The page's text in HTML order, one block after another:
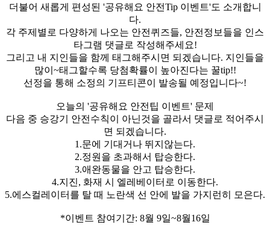
더불어 새롭게 편성된 '공유해요 안전Tip 이벤트'도 소개합니
다.
각 주제별로 다양하게 나오는 안전퀴즈들, 안전정보들을 인스
타그램 댓글로 작성해주세요!
그리고 내 지인들을 함께 태그해주시면 되겠습니다. 지인들을
많이~태그할수록 당첨확률이 높아진다는 꿀tip!!
선정을 통해 소정의 기프티콘이 발송될 예정입니다~!
오늘의 '공유해요 안전팁 이벤트' 문제
다음 중 승강기 안전수칙이 아닌것을 골라서 댓글로 적어주시
면 되겠습니다.
1.문에 기대거나 뛰지않는다.
2.정원을 초과해서 탑승한다.
3.애완동물을 안고 탑승한다.
4.지진, 화재 시 엘레베이터로 이동한다.
5.에스컬레이터를 탈 때 노란색 선 안에 발을 가지런히 모은다.
*이벤트 참여기간: 8월 9일~8월16일